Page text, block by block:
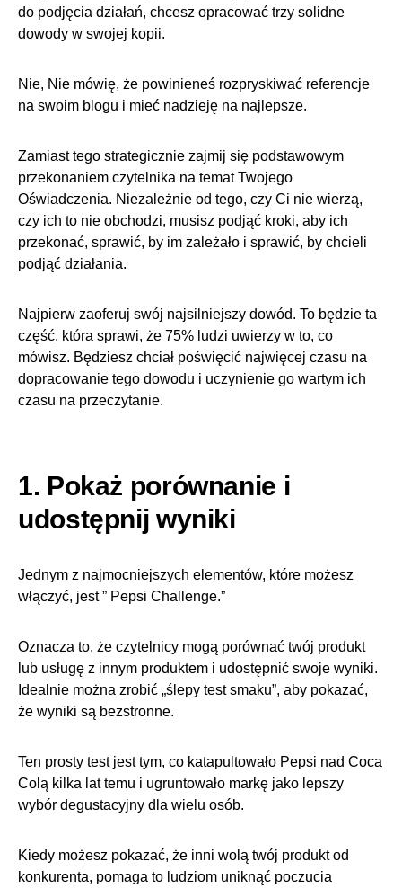
do podjęcia działań, chcesz opracować trzy solidne
dowody w swojej kopii.
Nie, Nie mówię, że powinieneś rozpryskiwać referencje
na swoim blogu i mieć nadzieję na najlepsze.
Zamiast tego strategicznie zajmij się podstawowym
przekonaniem czytelnika na temat Twojego
Oświadczenia. Niezależnie od tego, czy Ci nie wierzą,
czy ich to nie obchodzi, musisz podjąć kroki, aby ich
przekonać, sprawić, by im zależało i sprawić, by chcieli
podjąć działania.
Najpierw zaoferuj swój najsilniejszy dowód. To będzie ta
część, która sprawi, że 75% ludzi uwierzy w to, co
mówisz. Będziesz chciał poświęcić najwięcej czasu na
dopracowanie tego dowodu i uczynienie go wartym ich
czasu na przeczytanie.
1. Pokaż porównanie i
udostępnij wyniki
Jednym z najmocniejszych elementów, które możesz
włączyć, jest ” Pepsi Challenge.”
Oznacza to, że czytelnicy mogą porównać twój produkt
lub usługę z innym produktem i udostępnić swoje wyniki.
Idealnie można zrobić „ślepy test smaku”, aby pokazać,
że wyniki są bezstronne.
Ten prosty test jest tym, co katapultowało Pepsi nad Coca
Colą kilka lat temu i ugruntowało markę jako lepszy
wybór degustacyjny dla wielu osób.
Kiedy możesz pokazać, że inni wolą twój produkt od
konkurenta, pomaga to ludziom uniknąć poczucia